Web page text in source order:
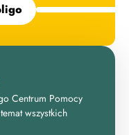
Centrum Pomocy
wszystkich